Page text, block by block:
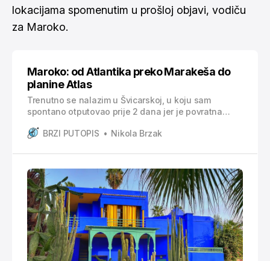
lokacijama spomenutim u prošloj objavi, vodiču
za Maroko.
Maroko: od Atlantika preko Marakeša do
planine Atlas
Trenutno se nalazim u Švicarskoj, u koju sam
spontano otputovao prije 2 dana jer je povratna
sati prije leta iskoristeći Ryanairovu akciju.
odluka tijekom posjeta dva francuska grada,
Marseillea i Toulousa. Putovanje
BRZI PUTOPIS Nikola Brzak